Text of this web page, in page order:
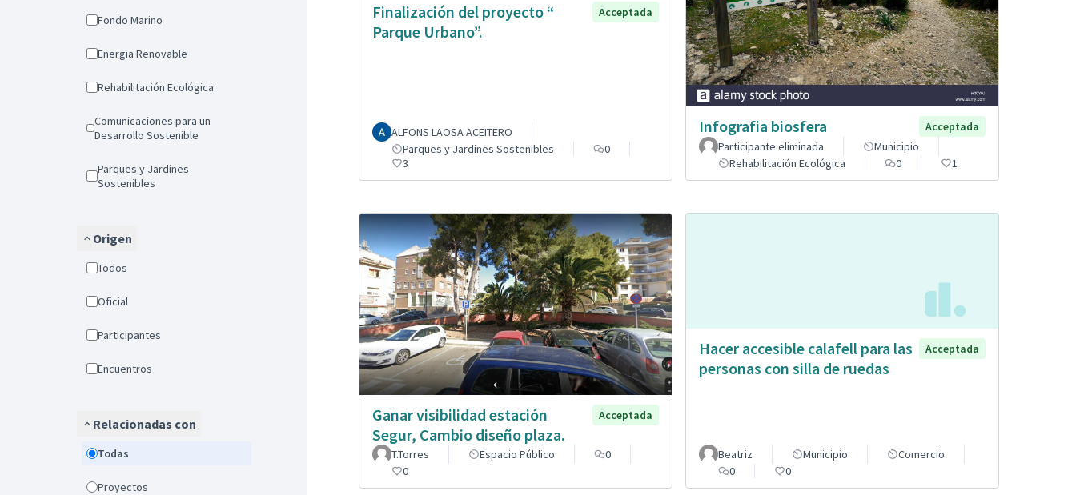
Fondo Marino
Energia Renovable
Rehabilitación Ecológica
Comunicaciones para un
Desarrollo Sostenible
Parques y Jardines
Sostenibles
Origen
Todos
Oficial
Participantes
Encuentros
Relacionadas con
Todas
Proyectos
Finalización del proyecto “
Parque Urbano”.
Acceptada
ALFONS LAOSA ACEITERO
Parques y Jardines Sostenibles
0
3
Infografia biosfera
Acceptada
Participante eliminada
Municipio
Rehabilitación Ecológica
0 1
Ganar visibilidad estación
Segur, Cambio diseño plaza.
Acceptada
T.Torres Espacio Público
0
0
Hacer accesible calafell para las
personas con silla de ruedas
Acceptada
Beatriz Municipio
Comercio
0
0